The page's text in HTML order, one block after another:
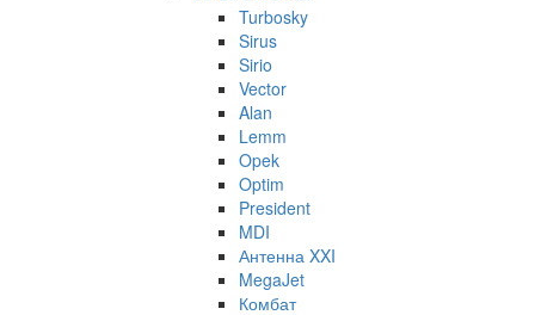
Turbosky
Sirus
Sirio
Vector
Alan
Lemm
Opek
Optim
President
MDI
Антенна XXI
MegaJet
Комбат